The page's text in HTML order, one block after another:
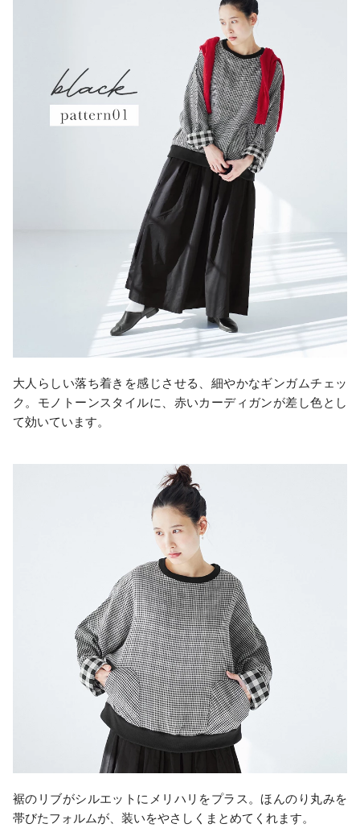
大人らしい落ち着きを感じさせる、細やかなギンガムチェッ
ク。モノトーンスタイルに、赤いカーディガンが差し色とし
て効いています。
裾のリブがシルエットにメリハリをプラス。ほんのり丸みを
帯びたフォルムが、装いをやさしくまとめてくれます。